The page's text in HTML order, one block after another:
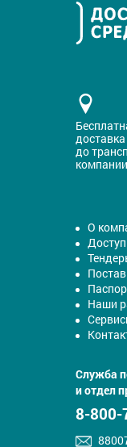
доставка
до
компании
О
Наши
Служба
и отдел
8-800-